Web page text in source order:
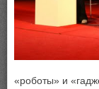
«роботы» и